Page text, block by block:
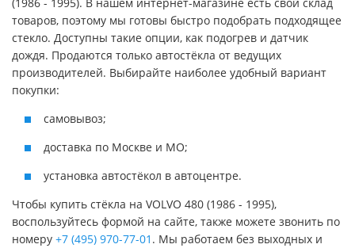
товаров, поэтому мы готовы быстро подобрать подходящее
стекло. Доступны такие опции, как подогрев и датчик
дождя. Продаются только автостёкла от ведущих
производителей. Выбирайте наиболее удобный вариант
покупки:
самовывоз;
доставка по Москве и МО;
установка автостёкол в автоцентре.
Чтобы купить стёкла на VOLVO 480 (1986 - 1995),
воспользуйтесь формой на сайте, также можете звонить по
номеру +7 (495) 970-77-01 . Мы работаем без выходных и